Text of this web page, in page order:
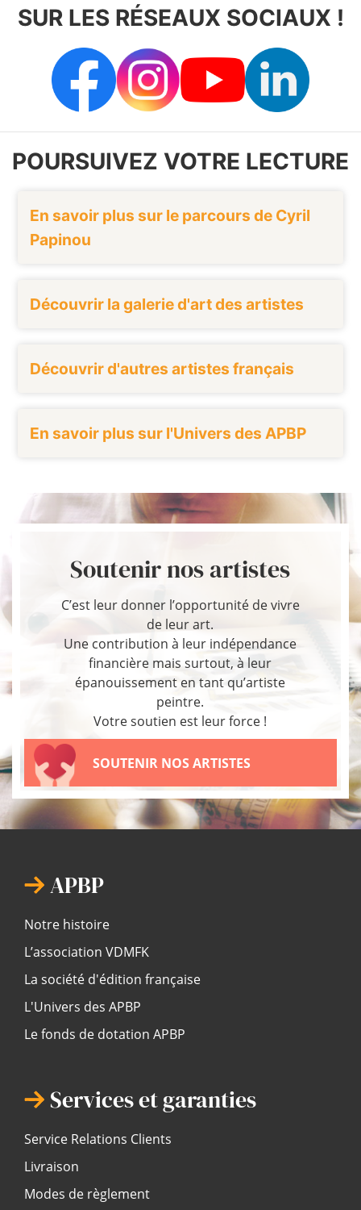
SUR LES RÉSEAUX SOCIAUX !
POURSUIVEZ VOTRE LECTURE
En savoir plus sur le parcours de Cyril
Papinou
Découvrir la galerie d'art des artistes
Découvrir d'autres artistes français
En savoir plus sur l'Univers des APBP
Soutenir nos artistes
C’est leur donner l’opportunité de vivre
de leur art.
Une contribution à leur indépendance
financière mais surtout, à leur
épanouissement en tant qu’artiste
peintre.
Votre soutien est leur force !
SOUTENIR NOS ARTISTES
APBP
Notre histoire
L’association VDMFK
La société d'édition française
L'Univers des APBP
Le fonds de dotation APBP
Services et garanties
Service Relations Clients
Livraison
Modes de règlement